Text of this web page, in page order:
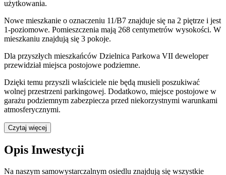
użytkowania.
Nowe mieszkanie o oznaczeniu 11/B7 znajduje się na 2 piętrze i jest
1-poziomowe. Pomieszczenia mają 268 centymetrów wysokości. W
mieszkaniu znajdują się 3 pokoje.
Dla przyszłych mieszkańców Dzielnica Parkowa VII deweloper
przewidziałmiejsca postojowe podziemne.
Dzięki temu przyszli właściciele nie będą musieli poszukiwać
wolnej przestrzeni parkingowej. Dodatkowo, miejsce postojowe w
garażu podziemnym zabezpiecza przed niekorzystnymi warunkami
atmosferycznymi.
Czytaj więcej
Opis Inwestycji
Na naszym samowystarczalnym osiedlu znajdują się wszystkie